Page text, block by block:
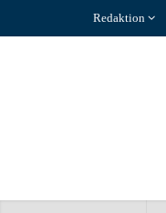
Redaktion